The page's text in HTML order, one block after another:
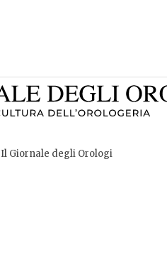
Il Giornale degli Orologi